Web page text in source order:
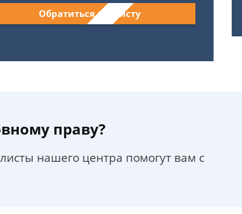
Обратиться к юристу
праву?
нашего центра помогут вам с